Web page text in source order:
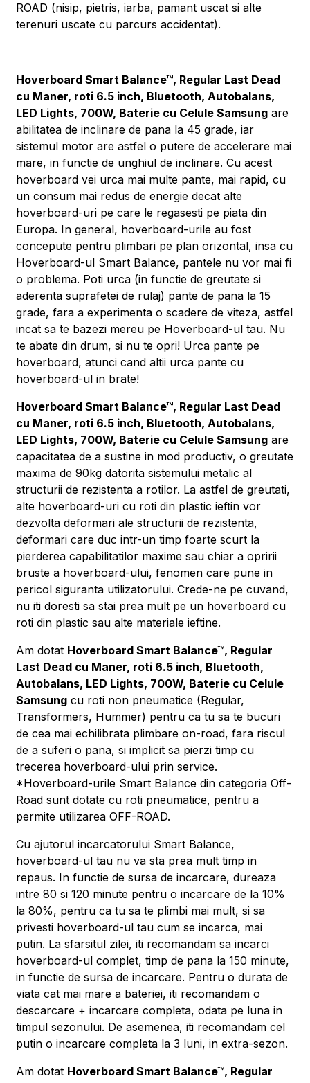
ROAD (nisip, pietris, iarba, pamant uscat si alte
terenuri uscate cu parcurs accidentat).
Hoverboard Smart Balance™, Regular Last Dead
cu Maner, roti 6.5 inch, Bluetooth, Autobalans,
LED Lights, 700W, Baterie cu Celule Samsung are
abilitatea de inclinare de pana la 45 grade, iar
sistemul motor are astfel o putere de accelerare mai
mare, in functie de unghiul de inclinare. Cu acest
hoverboard vei urca mai multe pante, mai rapid, cu
un consum mai redus de energie decat alte
hoverboard-uri pe care le regasesti pe piata din
Europa. In general, hoverboard-urile au fost
concepute pentru plimbari pe plan orizontal, insa cu
Hoverboard-ul Smart Balance, pantele nu vor mai fi
o problema. Poti urca (in functie de greutate si
aderenta suprafetei de rulaj) pante de pana la 15
grade, fara a experimenta o scadere de viteza, astfel
incat sa te bazezi mereu pe Hoverboard-ul tau. Nu
te abate din drum, si nu te opri! Urca pante pe
hoverboard, atunci cand altii urca pante cu
hoverboard-ul in brate!
Hoverboard Smart Balance™, Regular Last Dead
cu Maner, roti 6.5 inch, Bluetooth, Autobalans,
LED Lights, 700W, Baterie cu Celule Samsung are
capacitatea de a sustine in mod productiv, o greutate
maxima de 90kg datorita sistemului metalic al
structurii de rezistenta a rotilor. La astfel de greutati,
alte hoverboard-uri cu roti din plastic ieftin vor
dezvolta deformari ale structurii de rezistenta,
deformari care duc intr-un timp foarte scurt la
pierderea capabilitatilor maxime sau chiar a opririi
bruste a hoverboard-ului, fenomen care pune in
pericol siguranta utilizatorului. Crede-ne pe cuvand,
nu iti doresti sa stai prea mult pe un hoverboard cu
roti din plastic sau alte materiale ieftine.
Am dotat Hoverboard Smart Balance™, Regular
Last Dead cu Maner, roti 6.5 inch, Bluetooth,
Autobalans, LED Lights, 700W, Baterie cu Celule
Samsung cu roti non pneumatice (Regular,
Transformers, Hummer) pentru ca tu sa te bucuri
de cea mai echilibrata plimbare on-road, fara riscul
de a suferi o pana, si implicit sa pierzi timp cu
trecerea hoverboard-ului prin service.
*Hoverboard-urile Smart Balance din categoria Off-
Road sunt dotate cu roti pneumatice, pentru a
permite utilizarea OFF-ROAD.
Cu ajutorul incarcatorului Smart Balance,
hoverboard-ul tau nu va sta prea mult timp in
repaus. In functie de sursa de incarcare, dureaza
intre 80 si 120 minute pentru o incarcare de la 10%
la 80%, pentru ca tu sa te plimbi mai mult, si sa
privesti hoverboard-ul tau cum se incarca, mai
putin. La sfarsitul zilei, iti recomandam sa incarci
hoverboard-ul complet, timp de pana la 150 minute,
in functie de sursa de incarcare. Pentru o durata de
viata cat mai mare a bateriei, iti recomandam o
descarcare + incarcare completa, odata pe luna in
timpul sezonului. De asemenea, iti recomandam cel
putin o incarcare completa la 3 luni, in extra-sezon.
Am dotat Hoverboard Smart Balance™, Regular